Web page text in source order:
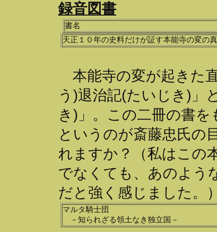
録音図書
書名
天正１０年の史料だけが証す本能寺の変の
本能寺の変が起きた
う)退治記(たいじき)」
き)」。この二冊の書
というのが斎藤忠氏の
れますか？（私はこの
でなくても、あのよう
だと強く感じました。
マルタ騎士団
－知られざる領土なき独立国－